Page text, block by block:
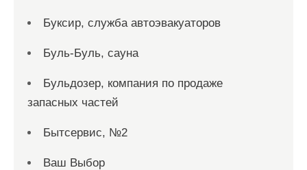
Буксир, служба автоэвакуаторов
Буль-Буль, сауна
Бульдозер, компания по продаже
запасных частей
Бытсервис, №2
Ваш Выбор